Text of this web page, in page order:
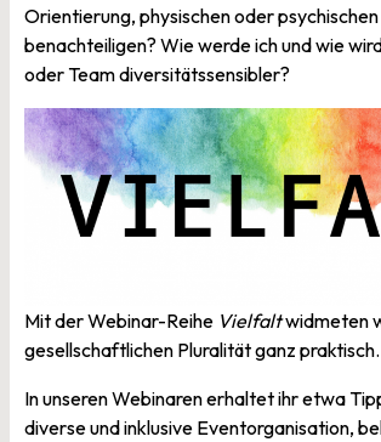
Orientierung, physischen oder
benachteiligen? Wie werde ich und wie
oder Team diversitätssensibler?
Mit der Webinar-Reihe Vielfaltwidmeten
gesellschaftlichen Pluralität ganz praktisch.
In unseren Webinaren erhaltet ihr etwa
diverse und inklusive Eventorganisation,